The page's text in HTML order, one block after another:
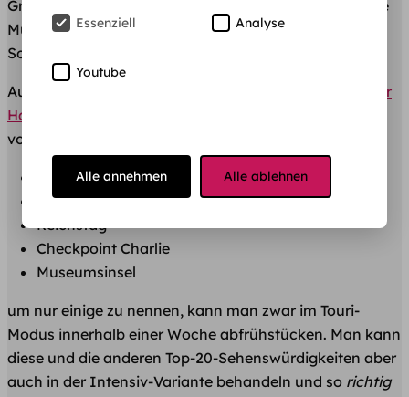
Größe der Stadt davon wirklich alle gesehen und keine
Munition mehr für das „Was machen wir
Sonntagnachmittag”-Spiel.
Auftritt Berlin. Denn schon die
Standard-Must-Sees der
Hauptstadt
voller Entdeckungstouren aus.
Brandenburger Tor
Fernsehturm
Reichstag
Checkpoint Charlie
Museumsinsel
um nur einige zu nennen, kann man zwar im Touri-
Modus innerhalb einer Woche abfrühstücken. Man kann
diese und die anderen Top-20-Sehenswürdigkeiten aber
auch in der Intensiv-Variante behandeln und so richtig
Essenziell Analyse
Youtube
Alle annehmen Alle ablehnen